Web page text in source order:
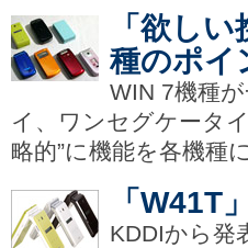
「欲し
種のポイ
WIN 7機種
イ、ワンセグケータ
略的”に機能を各機種
「W41T
KDDIから発